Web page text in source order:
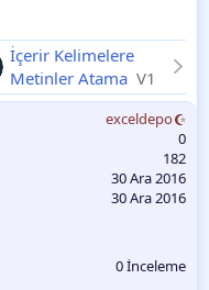
İçerir Kelimelere
Metinler Atama V1
exceldepo
0
182
30 Ara 2016
30 Ara 2016
0 İnceleme